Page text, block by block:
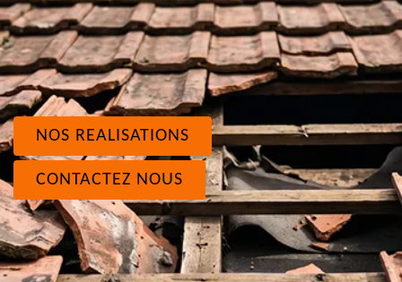
NOS REALISATIONS
CONTACTEZ NOUS